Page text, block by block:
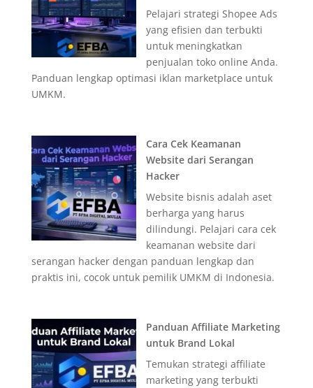
Pelajari strategi Shopee Ads
yang efisien dan terbukti
untuk meningkatkan
penjualan toko online Anda.
Panduan lengkap optimasi iklan marketplace untuk
UMKM.
Cara Cek Keamanan
Website dari Serangan
Hacker
Website bisnis adalah aset
berharga yang harus
dilindungi. Pelajari cara cek
keamanan website dari
serangan hacker dengan panduan lengkap dan
praktis ini, cocok untuk pemilik UMKM di Indonesia.
Panduan Affiliate Marketing
untuk Brand Lokal
Temukan strategi affiliate
marketing yang terbukti